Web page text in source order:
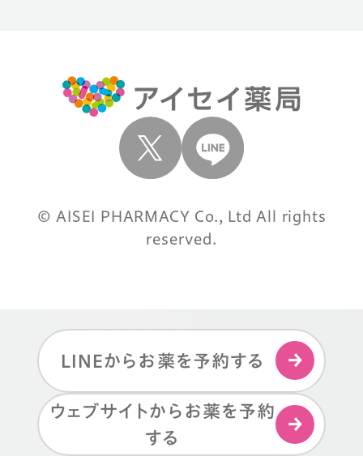
LINEからお薬を予約する
ウェブサイトからお薬を予約
する
© AISEI PHARMACY Co., Ltd All rights
reserved.